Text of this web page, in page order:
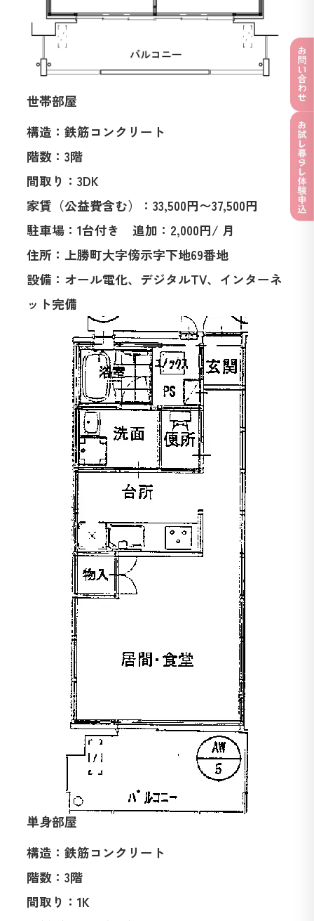
世帯部屋
構造：鉄筋コンクリート
階数：3階
間取り：3DK
家賃（公益費含む）：33,500円〜37,500円
駐車場：1台付き 追加：2,000円/ 月
住所：上勝町大字傍示字下地69番地
設備：オール電化、デジタルTV、インターネ
ット完備
単身部屋
構造：鉄筋コンクリート
階数：3階
間取り：1K